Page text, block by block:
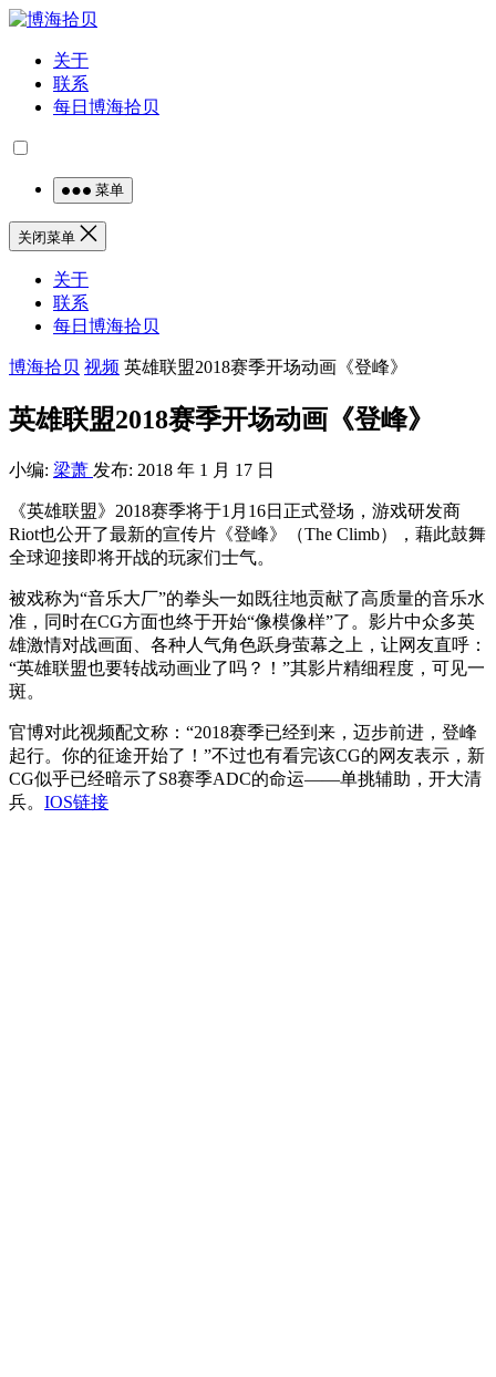
关于
联系
每日博海拾贝
菜单
关闭菜单
关于
联系
每日博海拾贝
博海拾贝 视频 英雄联盟2018赛季开场动画《登峰》
英雄联盟2018赛季开场动画《登峰》
小编: 梁萧 发布: 2018 年 1 月 17 日
《英雄联盟》2018赛季将于1月16日正式登场，游戏研发商
Riot也公开了最新的宣传片《登峰》（The Climb），藉此鼓舞
全球迎接即将开战的玩家们士气。
被戏称为“音乐大厂”的拳头一如既往地贡献了高质量的音乐水
准，同时在CG方面也终于开始“像模像样”了。影片中众多英
雄激情对战画面、各种人气角色跃身萤幕之上，让网友直呼：
“英雄联盟也要转战动画业了吗？！”其影片精细程度，可见一
斑。
官博对此视频配文称：“2018赛季已经到来，迈步前进，登峰
起行。你的征途开始了！”不过也有看完该CG的网友表示，新
CG似乎已经暗示了S8赛季ADC的命运——单挑辅助，开大清
兵。 IOS链接